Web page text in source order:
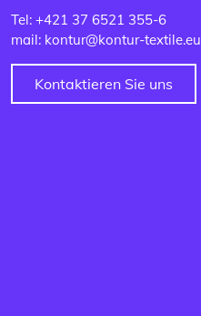
Tel: +421 37 6521 355-6
mail: kontur@kontur-textile.eu
Kontaktieren Sie uns